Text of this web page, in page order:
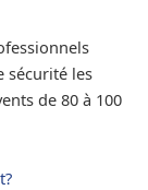
sécurité les
de 80 à 100